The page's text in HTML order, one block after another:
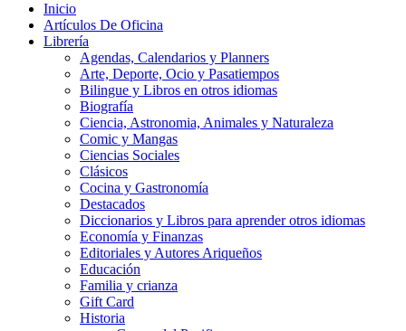
Inicio
Artículos De Oficina
Librería
Agendas, Calendarios y Planners
Arte, Deporte, Ocio y Pasatiempos
Bilingue y Libros en otros idiomas
Biografía
Ciencia, Astronomia, Animales y Naturaleza
Comic y Mangas
Ciencias Sociales
Clásicos
Cocina y Gastronomía
Destacados
Diccionarios y Libros para aprender otros idiomas
Economía y Finanzas
Editoriales y Autores Ariqueños
Educación
Familia y crianza
Gift Card
Historia